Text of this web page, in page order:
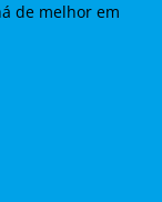
de melhor em